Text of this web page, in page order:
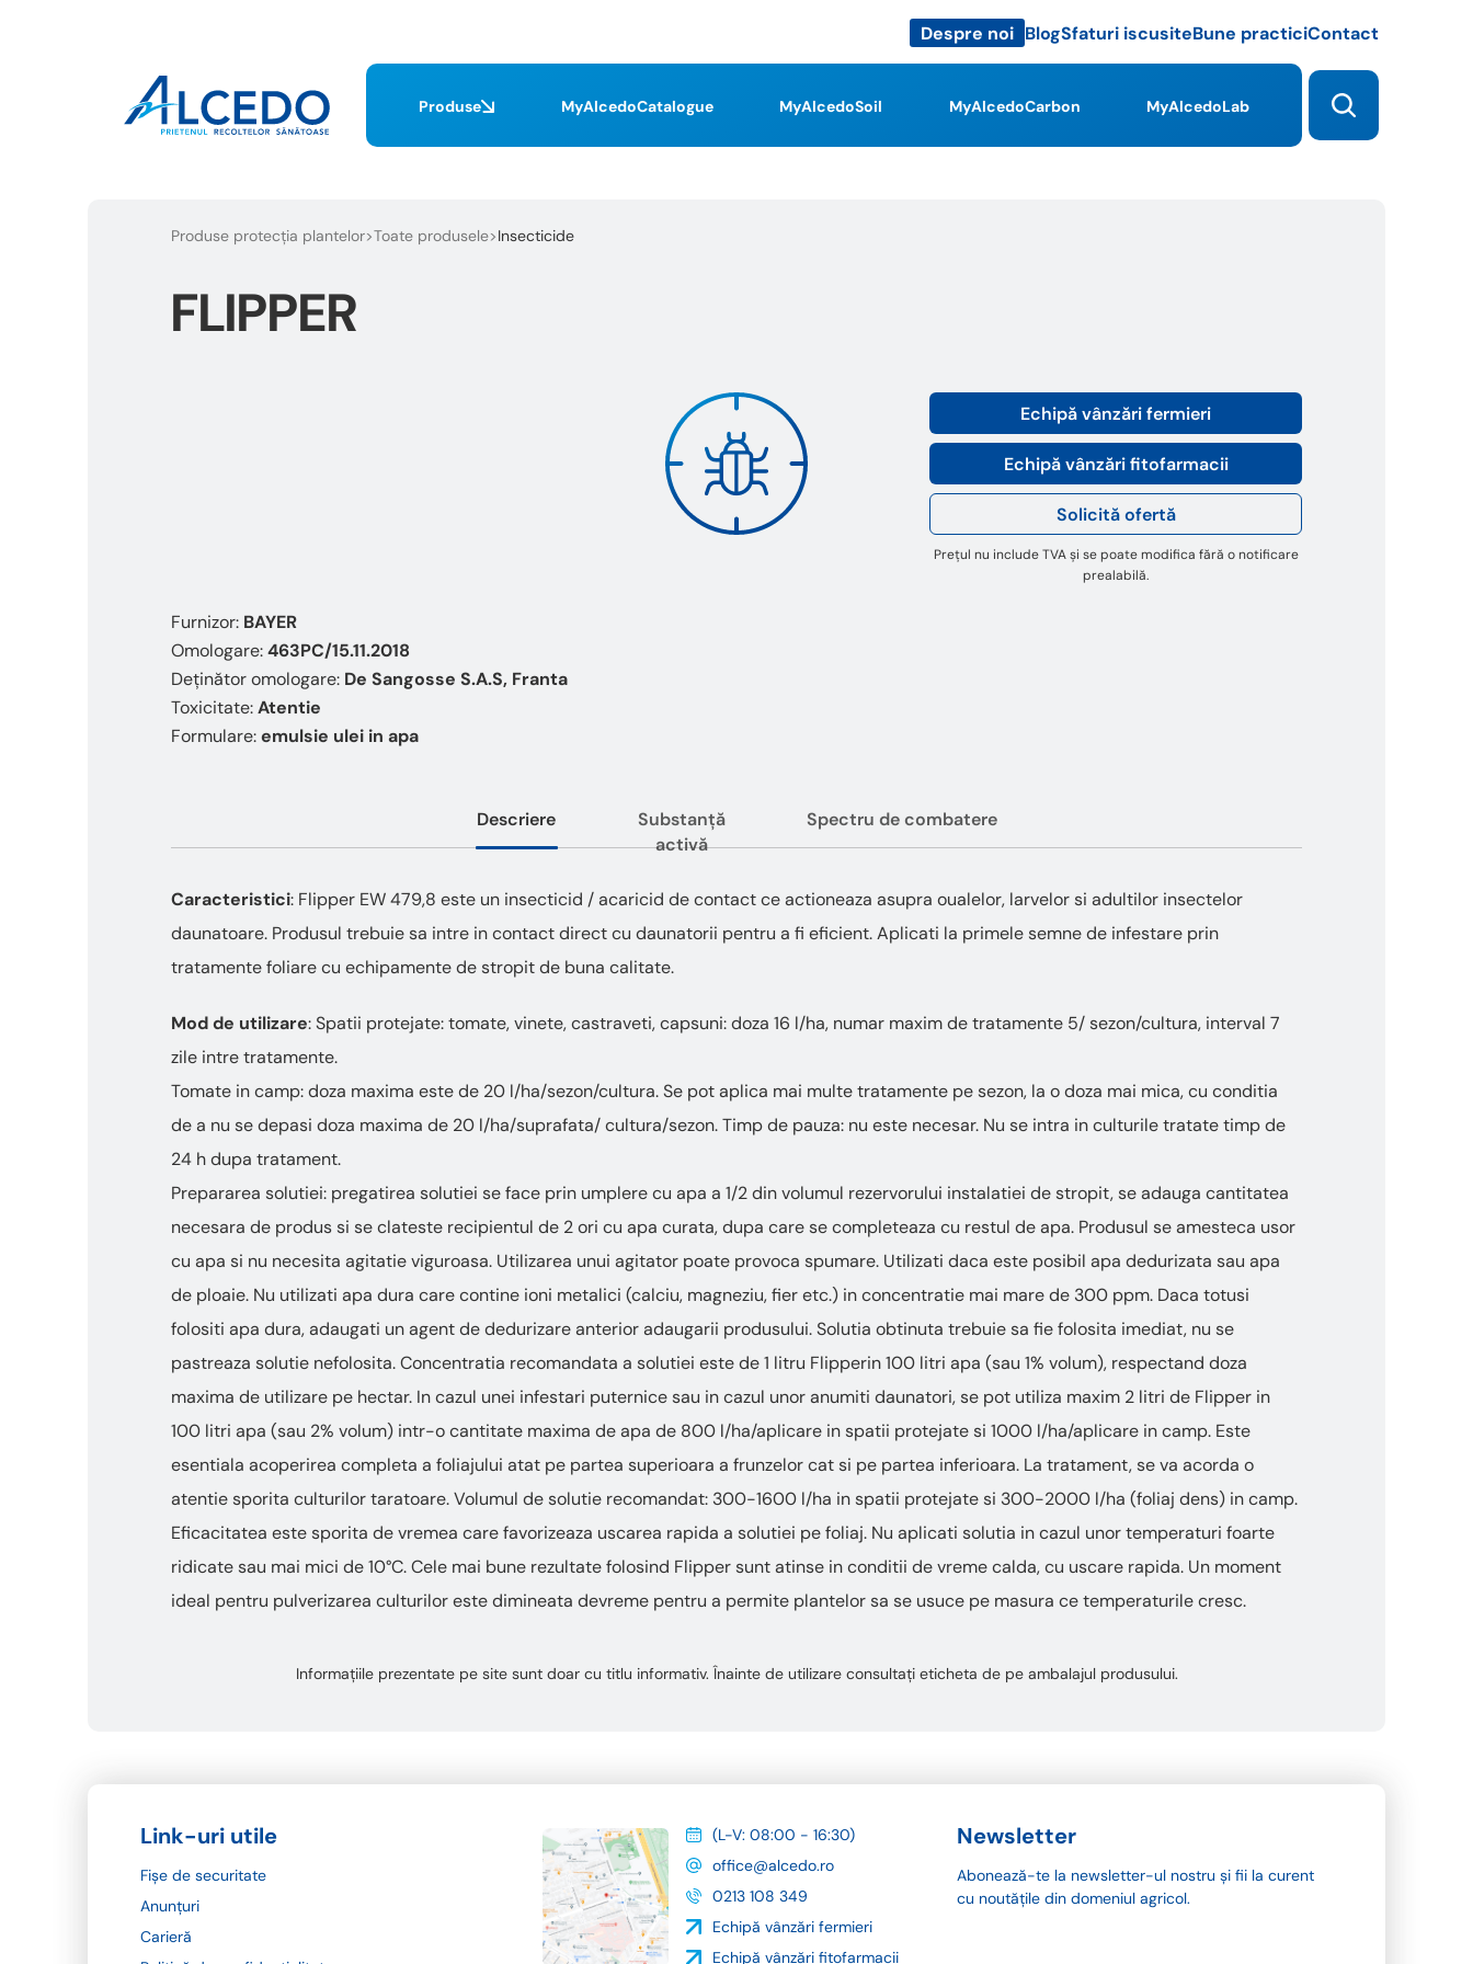
Produse MyAlcedoCatalogue MyAlcedoSoil MyAlcedoCarbon MyAlcedoLab
Despre noi BlogSfaturi iscusiteBune practiciContact
Produse protecția plantelor Toate produsele Insecticide
FLIPPER
Echipă vânzări fermieri
Echipă vânzări fitofarmacii
Solicită ofertă
Prețul nu include TVA și se poate modifica fără o notificare
prealabilă.
Furnizor: BAYER
Omologare:463PC/15.11.2018
Deținător omologare: De Sangosse S.A.S, Franta
Toxicitate:Atentie
Formulare:emulsie ulei in apa
Descriere
Caracteristici: Flipper EW 479,8 este un insecticid / acaricid de contact ce actioneaza asupra oualelor, larvelor si adultilor insectelor
daunatoare. Produsul trebuie sa intre in contact direct cu daunatorii pentru a fi eficient. Aplicati la primele semne de infestare prin
tratamente foliare cu echipamente de stropit de buna calitate.
Mod de utilizare: Spatii protejate: tomate, vinete, castraveti, capsuni: doza 16 l/ha, numar maxim de tratamente 5/ sezon/cultura, interval 7
zile intre tratamente.
Tomate in camp: doza maxima este de 20 l/ha/sezon/cultura. Se pot aplica mai multe tratamente pe sezon, la o doza mai mica, cu conditia
de a nu se depasi doza maxima de 20 l/ha/suprafata/ cultura/sezon. Timp de pauza: nu este necesar. Nu se intra in culturile tratate timp de
24 h dupa tratament.
Prepararea solutiei: pregatirea solutiei se face prin umplere cu apa a 1/2 din volumul rezervorului instalatiei de stropit, se adauga cantitatea
necesara de produs si se clateste recipientul de 2 ori cu apa curata, dupa care se completeaza cu restul de apa. Produsul se amesteca usor
cu apa si nu necesita agitatie viguroasa. Utilizarea unui agitator poate provoca spumare. Utilizati daca este posibil apa dedurizata sau apa
de ploaie. Nu utilizati apa dura care contine ioni metalici (calciu, magneziu, fier etc.) in concentratie mai mare de 300 ppm. Daca totusi
folositi apa dura, adaugati un agent de dedurizare anterior adaugarii produsului. Solutia obtinuta trebuie sa fie folosita imediat, nu se
pastreaza solutie nefolosita. Concentratia recomandata a solutiei este de 1 litru Flipperin 100 litri apa (sau 1% volum), respectand doza
maxima de utilizare pe hectar. In cazul unei infestari puternice sau in cazul unor anumiti daunatori, se pot utiliza maxim 2 litri de Flipper in
100 litri apa (sau 2% volum) intr-o cantitate maxima de apa de 800 l/ha/aplicare in spatii protejate si 1000 l/ha/aplicare in camp. Este
esentiala acoperirea completa a foliajului atat pe partea superioara a frunzelor cat si pe partea inferioara. La tratament, se va acorda o
atentie sporita culturilor taratoare. Volumul de solutie recomandat: 300-1600 l/ha in spatii protejate si 300-2000 l/ha (foliaj dens) in camp.
Eficacitatea este sporita de vremea care favorizeaza uscarea rapida a solutiei pe foliaj. Nu aplicati solutia in cazul unor temperaturi foarte
ridicate sau mai mici de 10°C. Cele mai bune rezultate folosind Flipper sunt atinse in conditii de vreme calda, cu uscare rapida. Un moment
ideal pentru pulverizarea culturilor este dimineata devreme pentru a permite plantelor sa se usuce pe masura ce temperaturile cresc.
Substanță
activă
Spectru de combatere
Informațiile prezentate pe site sunt doar cu titlu informativ. Înainte de utilizare consultați eticheta de pe ambalajul produsului.
Link-uri utile
Fișe de securitate
Anunțuri
Carieră
(L-V: 08:00 - 16:30)
office@alcedo.ro
0213 108 349
Echipă vânzări fermieri
Echipă vânzări fitofarmacii
Newsletter
Abonează-te la newsletter-ul nostru și fii la curent
cu noutățile din domeniul agricol.